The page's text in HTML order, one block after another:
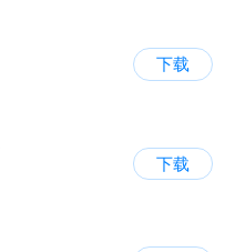
下载
下载